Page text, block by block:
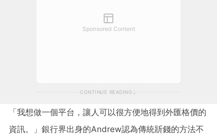
Sponsored Content
CONTINUE READING
「我想做一個平台，讓人可以很方便地得到外匯格價的
資訊。」銀行界出身的Andrew認為傳統斨錢的方法不